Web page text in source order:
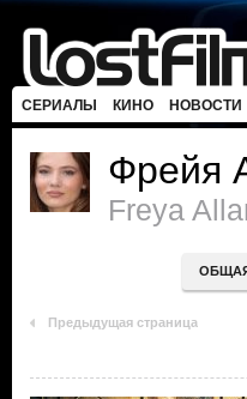
СЕРИАЛЫ КИНО НОВОСТИ
Фрейя
Freya
Предыдущая страница